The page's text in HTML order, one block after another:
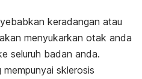
keradangan atau
menyukarkan otak anda
seluruh badan anda.
sklerosis